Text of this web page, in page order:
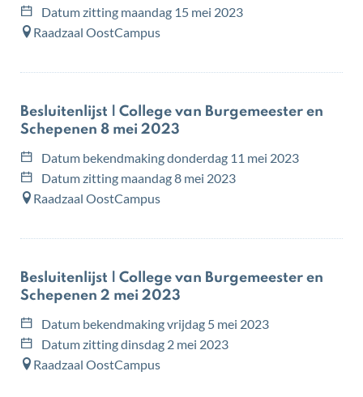
Datum zitting maandag 15 mei 2023
Raadzaal OostCampus
Besluitenlijst | College van Burgemeester en
Schepenen 8 mei 2023
Datum bekendmakingdonderdag 11 mei 2023
Datum zitting maandag 8 mei 2023
Raadzaal OostCampus
Besluitenlijst | College van Burgemeester en
Schepenen 2 mei 2023
Datum bekendmakingvrijdag 5 mei 2023
Datum zittingdinsdag 2 mei 2023
Raadzaal OostCampus